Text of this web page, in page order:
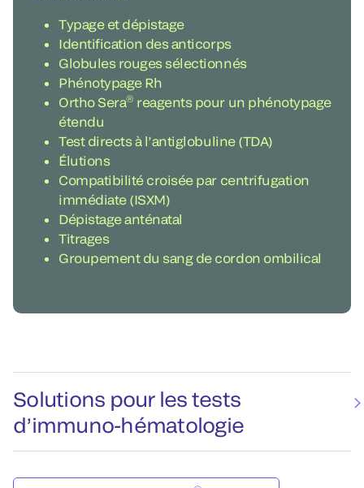
Typage et dépistage
Identification des anticorps
Globules rouges sélectionnés
Phénotypage Rh
Ortho Sera® reagents pour un phénotypage
étendu
Test directs à l’antiglobuline (TDA)
Élutions
Compatibilité croisée par centrifugation
immédiate (ISXM)
Dépistage anténatal
Titrages
Groupement du sang de cordon ombilical
Solutions pour les tests
d’immuno-hématologie